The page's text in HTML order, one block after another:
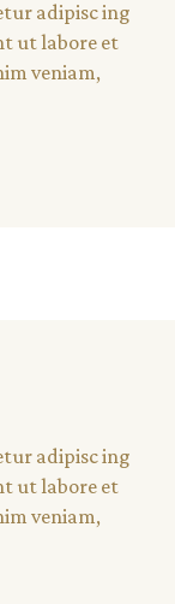
adipisc ing
ut labore et
veniam,
adipisc ing
ut labore et
veniam,